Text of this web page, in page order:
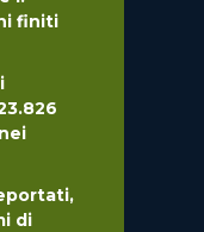
finiti
di